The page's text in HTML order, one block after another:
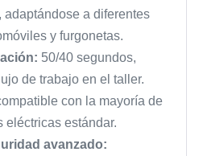
, adaptándose a diferentes
y furgonetas.
50/40 segundos,
de trabajo en el taller.
con la mayoría de
eléctricas estándar.
avanzado: